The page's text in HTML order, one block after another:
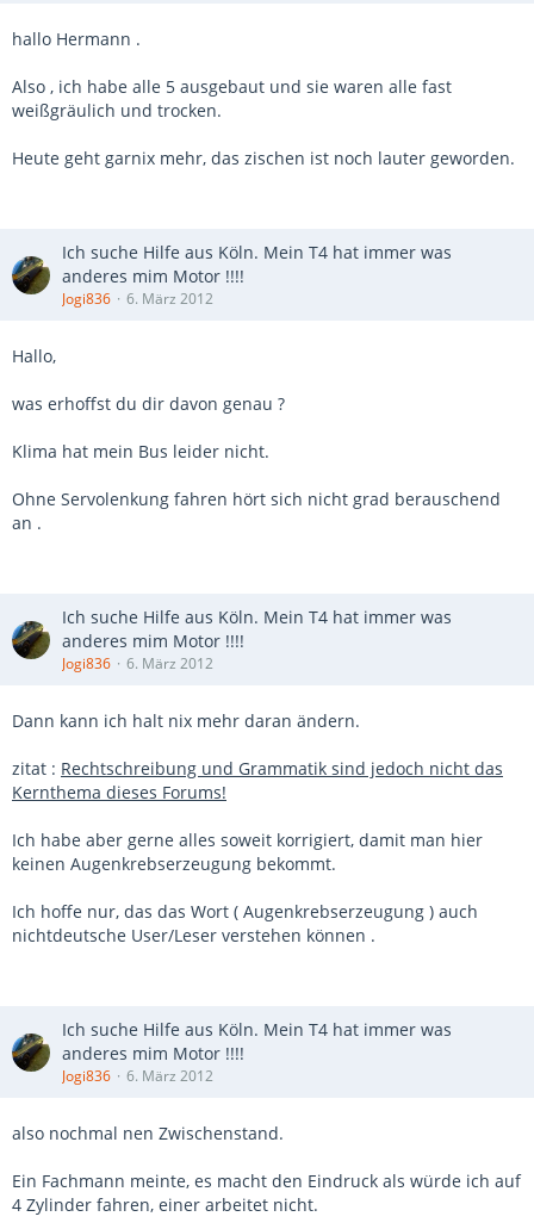
hallo Hermann .
Also , ich habe alle 5 ausgebaut und sie waren alle fast
weißgräulich und trocken.
Heute geht garnix mehr, das zischen ist noch lauter geworden.
Ich suche Hilfe aus Köln. Mein T4 hat immer was
anderes mim Motor !!!!
Jogi836 6. März 2012
Hallo,
was erhoffst du dir davon genau ?
Klima hat mein Bus leider nicht.
Ohne Servolenkung fahren hört sich nicht grad berauschend
an .
Ich suche Hilfe aus Köln. Mein T4 hat immer was
anderes mim Motor !!!!
Jogi836 6. März 2012
Dann kann ich halt nix mehr daran ändern.
zitat : Rechtschreibung und Grammatik sind jedoch nicht das
Kernthema dieses Forums!
Ich habe aber gerne alles soweit korrigiert, damit man hier
keinen Augenkrebserzeugung bekommt.
Ich hoffe nur, das das Wort ( Augenkrebserzeugung ) auch
nichtdeutsche User/Leser verstehen können .
Ich suche Hilfe aus Köln. Mein T4 hat immer was
anderes mim Motor !!!!
Jogi836 6. März 2012
also nochmal nen Zwischenstand.
Ein Fachmann meinte, es macht den Eindruck als würde ich auf
4 Zylinder fahren, einer arbeitet nicht.